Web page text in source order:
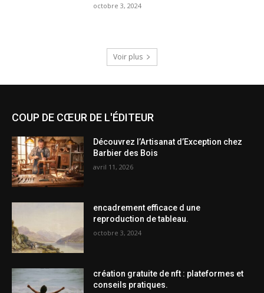
octobre 3, 2024
Voir plus
COUP DE CŒUR DE L'ÉDITEUR
Découvrez l’Artisanat d’Exception chez
Barbier des Bois
avril 11, 2026
encadrement efficace d une
reproduction de tableau.
octobre 3, 2024
création gratuite de nft : plateformes et
conseils pratiques.